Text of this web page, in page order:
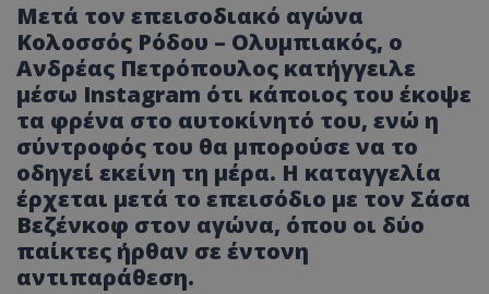
Μετά τον επεισοδιακό αγώνα
Κολοσσός Ρόδου – Ολυμπιακός, ο
Ανδρέας Πετρόπουλος κατήγγειλε
μέσω Instagram ότι κάποιος του έκοψε
τα φρένα στο αυτοκίνητό του, ενώ η
σύντροφός του θα μπορούσε να το
οδηγεί εκείνη τη μέρα. Η καταγγελία
έρχεται μετά το επεισόδιο με τον Σάσα
Βεζένκοφ στον αγώνα, όπου οι δύο
παίκτες ήρθαν σε έντονη
αντιπαράθεση.